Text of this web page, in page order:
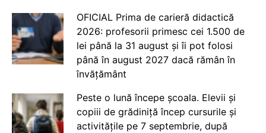
OFICIAL Prima de carieră didactică
2026: profesorii primesc cei 1.500 de
lei până la 31 august și îi pot folosi
până în august 2027 dacă rămân în
învățământ
Peste o lună începe școala. Elevii și
copiii de grădiniță încep cursurile și
activitățile pe 7 septembrie, după